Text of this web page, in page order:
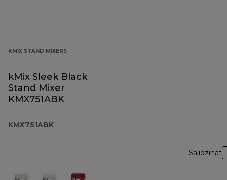
KMIX STAND MIXERS
kMix Sleek Black
Stand Mixer
KMX751ABK
KMX751ABK
Salīdzināt